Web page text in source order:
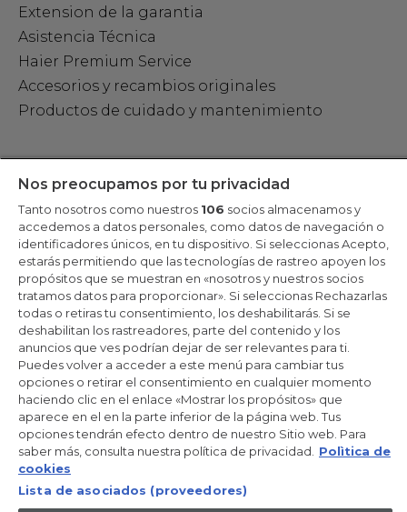
Extension de la garantia
Asistencia Técnica
Haier Premium Service
Accesorios y recambios originales
Productos de cuidado y mantenimiento
Regístrate ahora
Candy Hoover Group Srl –con accionista único, empresa que
gestiona y coordina la actividad de Candy S.p.A, con domicilio fiscal
en Via Comolli, 57 - 20861 Brugherio (MB) – Sede administrativa:
Via Privata Eden Fumagalli - 20861 Brugherio (MB). - Italia con
capital social de 30,000,000.00€ íntegramente desembolsado.
Registro Mercantil/ tributación de Monza y Brianza 04666310158 –
IVA núm. IT00786860965
ES / Español
Nos preocupamos por tu privacidad
Tanto nosotros como nuestros 106 socios almacenamos y
accedemos a datos personales, como datos de navegación o
identificadores únicos, en tu dispositivo. Si seleccionas Acepto,
estarás permitiendo que las tecnologías de rastreo apoyen los
propósitos que se muestran en «nosotros y nuestros socios
tratamos datos para proporcionar». Si seleccionas Rechazarlas
todas o retiras tu consentimiento, los deshabilitarás. Si se
deshabilitan los rastreadores, parte del contenido y los
anuncios que ves podrían dejar de ser relevantes para ti.
Puedes volver a acceder a este menú para cambiar tus
opciones o retirar el consentimiento en cualquier momento
haciendo clic en el enlace «Mostrar los propósitos» que
aparece en el en la parte inferior de la página web. Tus
opciones tendrán efecto dentro de nuestro Sitio web. Para
saber más, consulta nuestra política de privacidad.
Polìtica de
cookies
Lista de asociados (proveedores)